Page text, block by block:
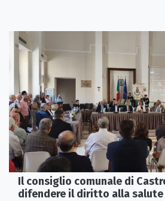
Il consiglio comunale di
difendere il diritto alla salute